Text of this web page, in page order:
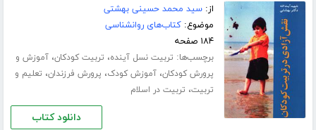
از:سید محمد حسینی بهشتی
موضوع:کتاب‌های روانشناسی
۱۸۴ صفحه
برچسب‌ها: تربیت نسل آینده، تربیت کودکان،آموزش و
پرورش کودکان،آموزش کودک، پرورش فرزندان، تعلیم و
تربیت، تربیت در اسلام
دانلود کتاب